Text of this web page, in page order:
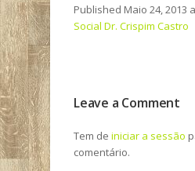
Published Maio 24, 2013
Social Dr. Crispim Castro
Leave a Comment
Tem de iniciar a sessão
comentário.